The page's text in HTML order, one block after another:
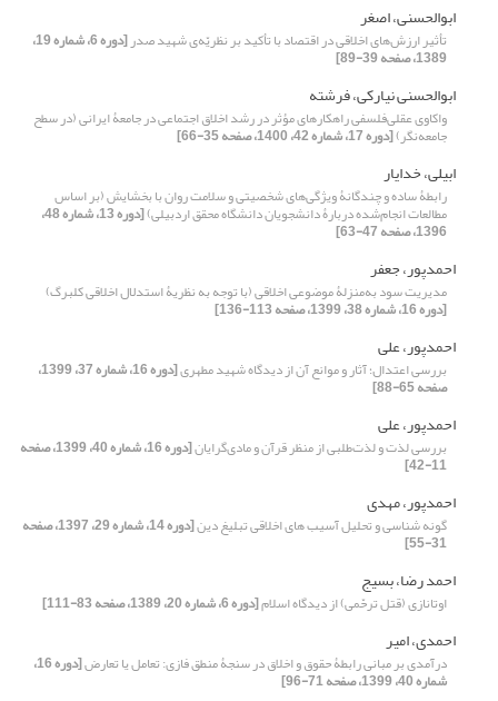
ابوالحسنی، اصغر
تأثیر ارزش‌های اخلاقی در اقتصاد با تأکید بر نظریّه‌ی شهید صدر [دوره 6، شماره 19،
1389، صفحه 39-89]
ابوالحسنی نیارکی، فرشته
واکاوی عقلی‌فلسفی راهکارهای مؤثر در رشد اخلاق اجتماعی در جامعۀ ایرانی (در سطح
جامعه‌نگر)[دوره 17، شماره 42، 1400، صفحه 35-66]
ابیلی، خدایار
رابطۀ‌ ساده و چندگانۀ‌ ویژگی‌های شخصیتی و سلامت روان با بخشایش (بر اساس
مطالعات انجام‌شده دربارۀ‌ دانشجویان دانشگاه محقق اردبیلی) [دوره 13، شماره 48،
1396، صفحه 47-63]
احمدپور، جعفر
مدیریت سود به‌منزلۀ موضوعی اخلاقی (با توجه به نظریۀ استدلال اخلاقی کلبرگ)
[دوره 16، شماره 38، 1399، صفحه 113-136]
احمدپور، علی
بررسی اعتدال؛ آثار و موانع آن از دیدگاه شهید مطهری [دوره 16، شماره 37، 1399،
صفحه 65-88]
احمدپور، علی
بررسی لذت و لذت‌طلبی از منظر قرآن و مادی‌گرایان [دوره 16، شماره 40، 1399، صفحه
11-42]
احمدپور، مهدی
گونه شناسی و تحلیل آسیب های اخلاقی تبلیغ دین [دوره 14، شماره 29، 1397، صفحه
31-55]
احمد رضا، بسیج
اوتانازی (قتل ترحّمی) از دیدگاه اسلام[دوره 6، شماره 20، 1389، صفحه 83-111]
احمدی، امیر
درآمدی بر مبانی رابطۀ حقوق و اخلاق در سنجۀ منطق ‌فازی: تعامل یا تعارض [دوره 16،
شماره 40، 1399، صفحه 71-96]